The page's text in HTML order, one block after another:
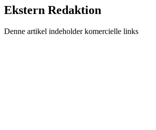
Ekstern Redaktion
Denne artikel indeholder komercielle links